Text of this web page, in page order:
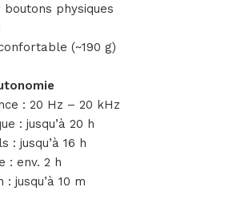
boutons physiques
(~190 g)
: 20 Hz – 20 kHz
: jusqu’à 20 h
: jusqu’à 16 h
: env. 2 h
jusqu’à 10 m